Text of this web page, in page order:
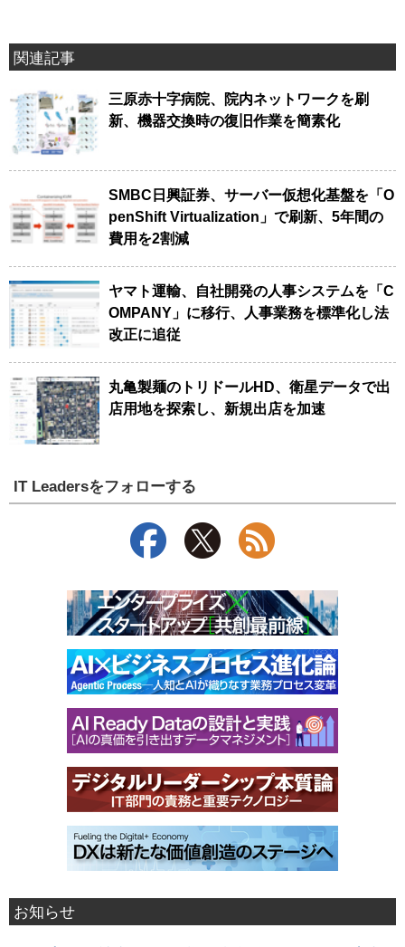
関連記事
三原赤十字病院、院内ネットワークを刷
新、機器交換時の復旧作業を簡素化
SMBC日興証券、サーバー仮想化基盤を「O
penShift Virtualization」で刷新、5年間の
費用を2割減
ヤマト運輸、自社開発の人事システムを「C
OMPANY」に移行、人事業務を標準化し法
改正に追従
丸亀製麺のトリドールHD、衛星データで出
店用地を探索し、新規出店を加速
IT Leadersをフォローする
お知らせ